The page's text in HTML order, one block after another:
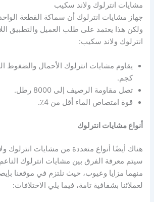
مشايات انترلوك ولاند سكيب
ولكن هذا يعتمد على طلب العميل والتطبيق
انترلوك ولاند سكيب:
كجم.
تصل مقاومة الرصيف إلى 8000 رطل.
قوة امتصاص الماء أقل من 4٪.
أنواع مشايات انترلوك
هناك أيضًا أنواع متعددة من مشايات انترلوك
سيتم معرفة الفرق بين مشايات انترلوك
منهما مزايا وعيوب، حيث نلتزم في موقعنا
لعملائنا بشفافية تامة، فيما يلي الاختلافات: